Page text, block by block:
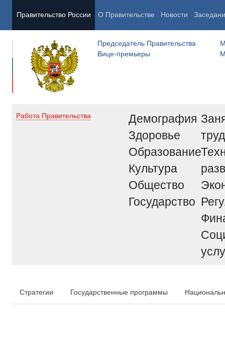
Правительство России О Правительстве Новости
Председатель Правительства
Вице-премьеры
Работа Правительства
Демография
Здоровье
Образование
Культура
Общество
Государство
труд
Стратегии Государственные программы